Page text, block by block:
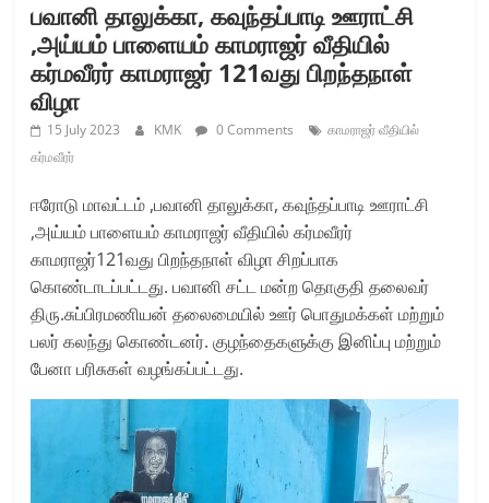
பவானி தாலுக்கா, கவுந்தப்பாடி ஊராட்சி
,அய்யம் பாளையம் காமராஜர் வீதியில்
கர்மவீரர் காமராஜர் 121வது பிறந்தநாள்
விழா
15 July 2023 KMK 0 Comments
காமராஜர் வீதியில்
கர்மவீரர்
ஈரோடு மாவட்டம் ,பவானி தாலுக்கா, கவுந்தப்பாடி ஊராட்சி
,அய்யம் பாளையம் காமராஜர் வீதியில் கர்மவீரர்
காமராஜர்121வது பிறந்தநாள் விழா சிறப்பாக
கொண்டாடப்பட்டது. பவானி சட்ட மன்ற தொகுதி தலைவர்
திரு.சுப்பிரமணியன் தலைமையில் ஊர் பொதுமக்கள் மற்றும்
பலர் கலந்து கொண்டனர். குழந்தைகளுக்கு இனிப்பு மற்றும்
பேனா பரிசுகள் வழங்கப்பட்டது.